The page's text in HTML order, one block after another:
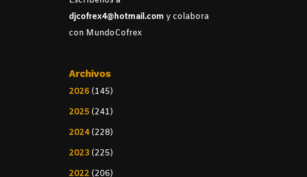
djcofrex4@hotmail.comy colabora
con MundoCofrex
Archivos
2026 (145)
2025 (241)
2024 (228)
2023 (225)
2022 (206)